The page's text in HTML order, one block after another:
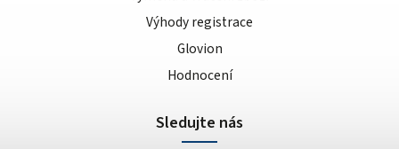
Výhody registrace
Glovion
Hodnocení
Sledujte nás